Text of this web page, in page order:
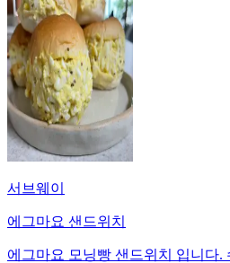
서브웨이
에그마요 샌드위치
에그마요 모닝빵 샌드위치 입니다.